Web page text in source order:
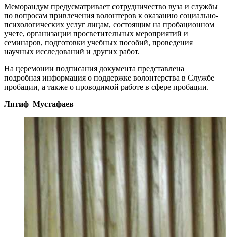
Меморандум предусматривает сотрудничество вуза и службы
по вопросам привлечения волонтеров к оказанию социально-
психологических услуг лицам, состоящим на пробационном
учете, организации просветительных мероприятий и
семинаров, подготовки учебных пособий, проведения
научных исследований и других работ.
На церемонии подписания документа представлена ​​
подробная информация о поддержке волонтерства в Службе
пробации, а также о проводимой работе в сфере пробации.
Лятиф Мустафаев